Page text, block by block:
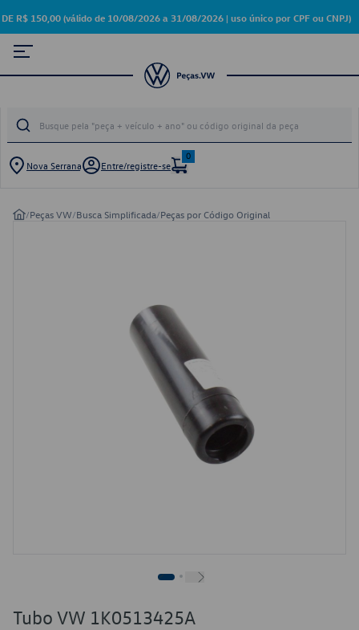
DE R$ 150,00 (válido de 10/08/2026 a 31/08/2026 | uso único por CPF ou CNPJ)
Nova Serrana Entre/registre-se
0
/Peças VW/Busca Simplificada/Peças por Código Original
Tubo VW 1K0513425A